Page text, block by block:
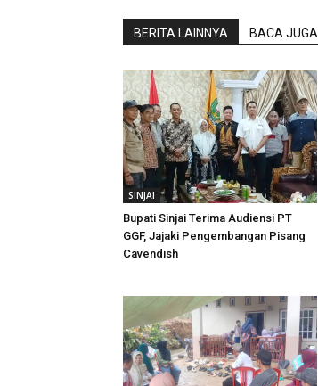
BERITA LAINNYA BACA JUGA
SINJAI
Bupati Sinjai Terima Audiensi PT
GGF, Jajaki Pengembangan Pisang
Cavendish